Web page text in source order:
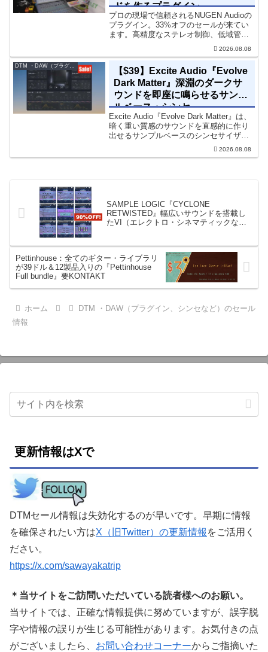
ドを作るプラグイン
プロの現場で信頼されるNUGEN Audioの
プラグイン。33%オフのセールが来てい
ます。高精度なステレオ制御、低域管
理、リバーブツールが揃っています。モ
ノラル再生でも崩さずにミックス全体の
ます。現在、全...
2026.08.08
DTM ・DAW（プラグイン、シンセなど）のセール情報
【$39】Excite Audio『Evolve
Dark Matter』深淵のダークサ
ウンドを即座に鳴らせるサンプ
ルベース・シンセ
Excite Audio『Evolve Dark Matter』は、
暗く重い質感のサウンドを直感的に作り
出せるサンプルベースのシンセサイザー
です。ダークD&Bやアトモスフェリッ
ク・テクノ、シネマティック作品に適し
2026.08.08
SAMPLE LOGIC『CYCLONE
RETWISTED』幅広いサウンドを搭載し
たVI（エレクトロ・シネマティックなど
Pettinhouse：全てのギター・ライブラリ
が39ドル＆12製品入りの『Pettinhouse
Full bundle』要KONTAKT
ホーム
DTM ・DAW（プラグイン、シンセなど）のセール
情報
更新情報はXで
DTMセール情報は失効化するのが早いです。早期に情報
を確保されたい方はX（旧Twitter）の更新情報 をご活用く
ださい。
https://x.com/sawayakatrip
＊当サイトをご訪問いただいている読者様へのお願い。
当サイトでは、正確な情報提供に努めていますが、誤字脱
字や情報の誤りが生じる可能性があります。お気付きの点
がございましたら、 お問い合わせコーナーからご指摘いた